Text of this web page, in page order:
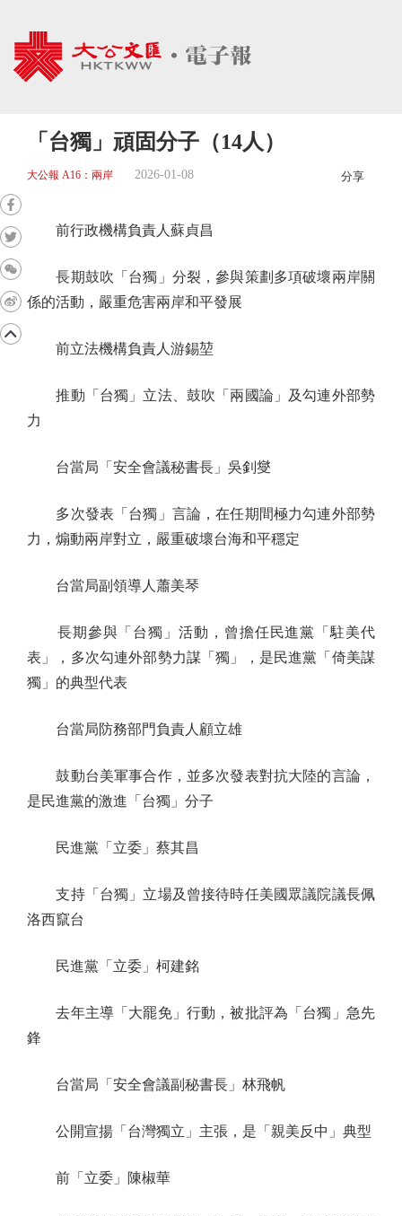
「台獨」頑固分子（14人）
大公報 A16：兩岸 2026-01-08 分享
前行政機構負責人蘇貞昌
長期鼓吹「台獨」分裂，參與策劃多項破壞兩岸關
係的活動，嚴重危害兩岸和平發展
前立法機構負責人游錫堃
推動「台獨」立法、鼓吹「兩國論」及勾連外部勢
力
台當局「安全會議秘書長」吳釗燮
多次發表「台獨」言論，在任期間極力勾連外部勢
力，煽動兩岸對立，嚴重破壞台海和平穩定
台當局副領導人蕭美琴
長期參與「台獨」活動，曾擔任民進黨「駐美代
表」，多次勾連外部勢力謀「獨」，是民進黨「倚美謀
獨」的典型代表
台當局防務部門負責人顧立雄
鼓動台美軍事合作，並多次發表對抗大陸的言論，
是民進黨的激進「台獨」分子
民進黨「立委」蔡其昌
支持「台獨」立場及曾接待時任美國眾議院議長佩
洛西竄台
民進黨「立委」柯建銘
去年主導「大罷免」行動，被批評為「台獨」急先
鋒
台當局「安全會議副秘書長」林飛帆
公開宣揚「台灣獨立」主張，是「親美反中」典型
前「立委」陳椒華